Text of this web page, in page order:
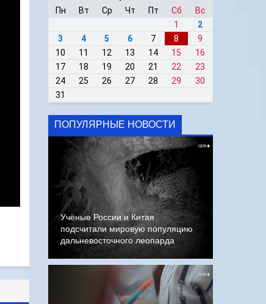
Пн Вт Ср Чт Пт Сб
Вс
1
2
3
4 5 6 7 8
9
10
11 12 13 14 15
16
17
18 19 20 21 22
23
24
25 26 27 28 29
30
31
ПОПУЛЯРНЫЕ НОВОСТИ
Учёные России и Китая
подсчитали мировую популяцию
дальневосточного леопарда